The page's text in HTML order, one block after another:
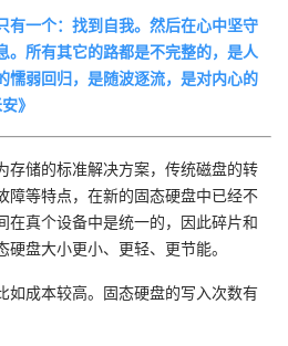
有一个：找到自我。然后在心中坚守
。所有其它的路都是不完整的，是人
懦弱回归，是随波逐流，是对内心的
》
存储的标准解决方案，传统磁盘的转
障等特点，在新的固态硬盘中已经不
在真个设备中是统一的，因此碎片和
盘大小更小、更轻、更节能。
如成本较高。固态硬盘的写入次数有